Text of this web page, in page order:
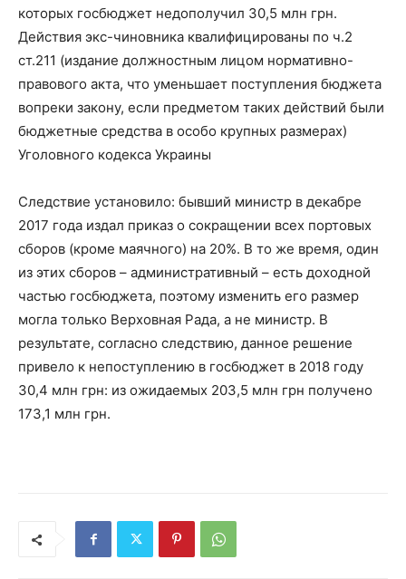
которых госбюджет недополучил 30,5 млн грн.
Действия экс-чиновника квалифицированы по ч.2
ст.211 (издание должностным лицом нормативно-
правового акта, что уменьшает поступления бюджета
вопреки закону, если предметом таких действий были
бюджетные средства в особо крупных размерах)
Уголовного кодекса Украины
Следствие установило: бывший министр в декабре
2017 года издал приказ о сокращении всех портовых
сборов (кроме маячного) на 20%. В то же время, один
из этих сборов – административный – есть доходной
частью госбюджета, поэтому изменить его размер
могла только Верховная Рада, а не министр. В
результате, согласно следствию, данное решение
привело к непоступлению в госбюджет в 2018 году
30,4 млн грн: из ожидаемых 203,5 млн грн получено
173,1 млн грн.